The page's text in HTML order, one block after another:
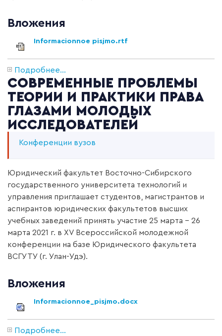
Вложения
Informacionnoe pisjmo.rtf
Подробнее...
СОВРЕМЕННЫЕ ПРОБЛЕМЫ
ТЕОРИИ И ПРАКТИКИ ПРАВА
ГЛАЗАМИ МОЛОДЫХ
ИССЛЕДОВАТЕЛЕЙ
Конференции вузов
Юридический факультет Восточно-Сибирского
государственного университета технологий и
управления приглашает студентов, магистрантов и
аспирантов юридических факультетов высших
учебных заведений принять участие 25 марта – 26
марта 2021 г. в ХV Всероссийской молодежной
конференции на базе Юридического факультета
ВСГУТУ (г. Улан-Удэ).
Вложения
Informacionnoe_pisjmo.docx
Подробнее...